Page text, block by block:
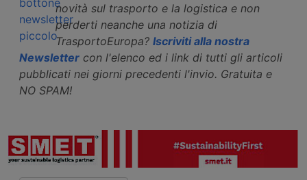
novità sul trasporto e la logistica e non
perderti neanche una notizia di
TrasportoEuropa? Iscriviti alla nostra
Newsletter con l'elenco ed i link di tutti gli articoli
pubblicati nei giorni precedenti l'invio. Gratuita e
NO SPAM!